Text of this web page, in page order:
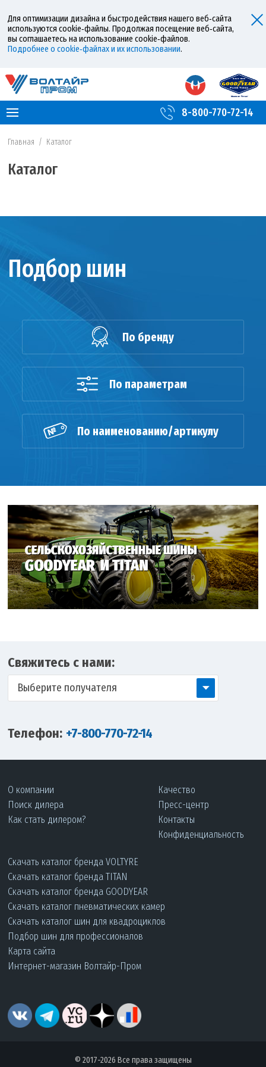
Для оптимизации дизайна и быстродействия нашего веб‑сайта
используются cookie‑файлы. Продолжая посещение веб‑сайта,
вы соглашаетесь на использование cookie‑файлов.
Подробнее о cookie‑файлах и их использовании.
8-800-770-72-14
Главная / Каталог
Каталог
Подбор шин
По бренду
По параметрам
По наименованию/артикулу
Свяжитесь с нами:
Выберите получателя
Телефон: +7-800-770-72-14
О компании
Поиск дилера
Как стать дилером?
Качество
Пресс-центр
Контакты
Конфиденциальность
Скачать каталог бренда VOLTYRE
Скачать каталог бренда TITAN
Скачать каталог бренда GOODYEAR
Скачать каталог пневматических камер
Скачать каталог шин для квадроциклов
Подбор шин для профессионалов
Карта сайта
Интернет-магазин Волтайр-Пром
© 2017-2026 Все права защищены